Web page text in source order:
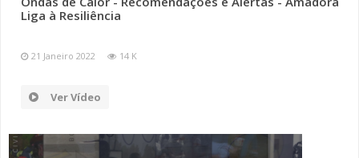
Liga à Resiliência
21 Janeiro 2022 14 K
Ver Vídeo